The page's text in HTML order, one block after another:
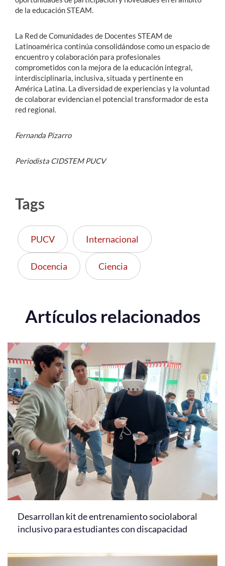
de la educación STEAM.
La Red de Comunidades de Docentes STEAM de
Latinoamérica continúa consolidándose como un espacio de
encuentro y colaboración para profesionales
comprometidos con la mejora de la educación integral,
interdisciplinaria, inclusiva, situada y pertinente en
América Latina. La diversidad de experiencias y la voluntad
de colaborar evidencian el potencial transformador de esta
red regional.
Fernanda Pizarro
Periodista CIDSTEM PUCV
Tags
PUCV Internacional
Docencia Ciencia
Artículos relacionados
Desarrollan kit de entrenamiento sociolaboral
inclusivo para estudiantes con discapacidad